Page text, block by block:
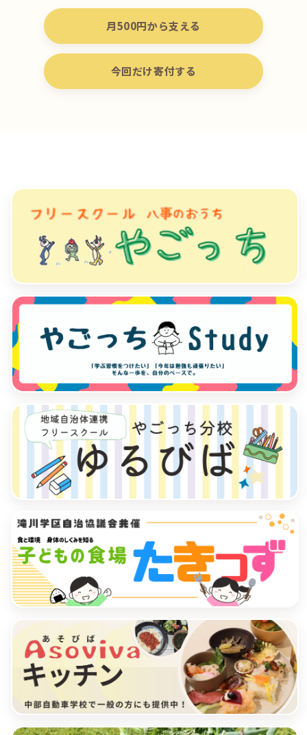
月500円から支える
今回だけ寄付する